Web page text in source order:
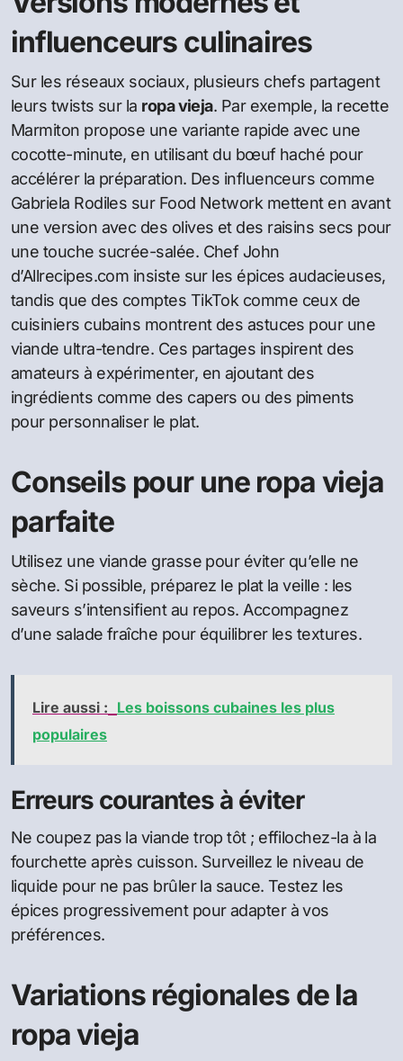
influenceurs culinaires
Sur les réseaux sociaux, plusieurs chefs partagent
leurs twists sur la ropa vieja. Par exemple, la recette
Marmiton propose une variante rapide avec une
cocotte-minute, en utilisant du bœuf haché pour
accélérer la préparation. Des influenceurs comme
Gabriela Rodiles sur Food Network mettent en avant
une version avec des olives et des raisins secs pour
une touche sucrée-salée. Chef John
d’Allrecipes.com insiste sur les épices audacieuses,
tandis que des comptes TikTok comme ceux de
cuisiniers cubains montrent des astuces pour une
viande ultra-tendre. Ces partages inspirent des
amateurs à expérimenter, en ajoutant des
ingrédients comme des capers ou des piments
pour personnaliser le plat.
Conseils pour une ropa vieja
parfaite
Utilisez une viande grasse pour éviter qu’elle ne
sèche. Si possible, préparez le plat la veille : les
saveurs s’intensifient au repos. Accompagnez
d’une salade fraîche pour équilibrer les textures.
Lire aussi : Les boissons cubaines les plus
populaires
Erreurs courantes à éviter
Ne coupez pas la viande trop tôt ; effilochez-la à la
fourchette après cuisson. Surveillez le niveau de
liquide pour ne pas brûler la sauce. Testez les
épices progressivement pour adapter à vos
préférences.
Variations régionales de la
ropa vieja